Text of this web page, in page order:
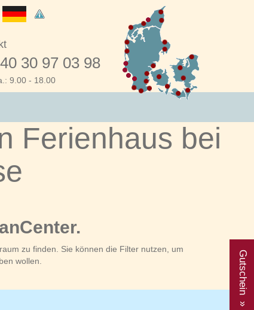
30 97 03 98
9.00 - 18.00
Gutschein »
Ferienhaus bei
zu finden. Sie können die Filter nutzen, um
wollen.